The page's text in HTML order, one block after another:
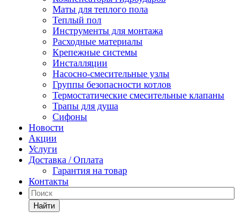
Маты для теплого пола
Теплый пол
Инструменты для монтажа
Расходные материалы
Крепежные системы
Инсталляции
Насосно-смесительные узлы
Группы безопасности котлов
Термостатические смесительные клапаны
Трапы для душа
Сифоны
Новости
Акции
Услуги
Доставка / Оплата
Гарантия на товар
Контакты
Найти